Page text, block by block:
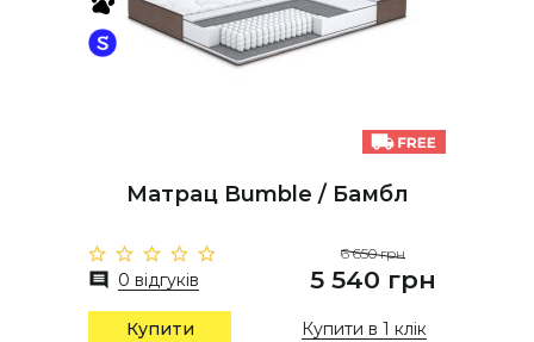
Матрац Bumble / Бамбл
0 відгуків
6 650 грн
5 540 грн
Купити Купити в 1 клік